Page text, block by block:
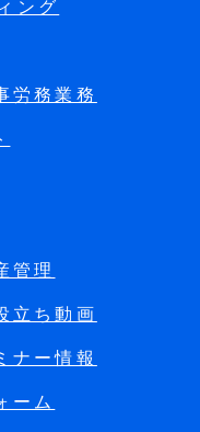
ング
労務業務
管理
立ち動画
ナー情報
ーム